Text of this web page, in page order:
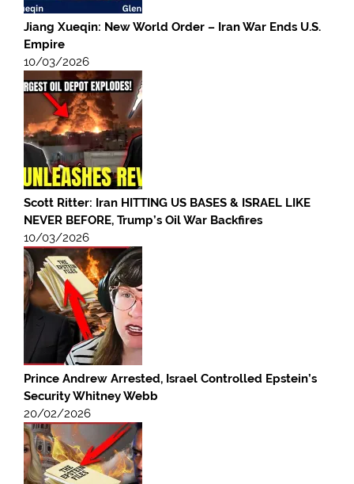
Jiang Xueqin: New World Order – Iran War Ends U.S.
Empire
10/03/2026
Scott Ritter: Iran HITTING US BASES & ISRAEL LIKE
NEVER BEFORE, Trump’s Oil War Backfires
10/03/2026
Prince Andrew Arrested, Israel Controlled Epstein’s
Security Whitney Webb
20/02/2026